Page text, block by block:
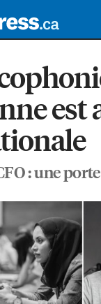
est
: une